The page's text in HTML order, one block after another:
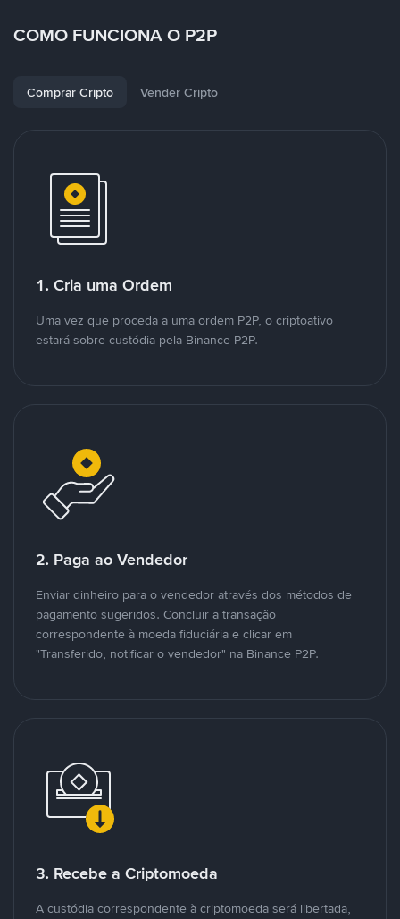
COMO FUNCIONA O P2P
Comprar Cripto Vender Cripto
1. Cria uma Ordem
Uma vez que proceda a uma ordem P2P, o criptoativo
estará sobre custódia pela Binance P2P.
2. Paga ao Vendedor
Enviar dinheiro para o vendedor através dos métodos de
pagamento sugeridos. Concluir a transação
correspondente à moeda fiduciária e clicar em
"Transferido, notificar o vendedor" na Binance P2P.
3. Recebe a Criptomoeda
A custódia correspondente à criptomoeda será libertada,